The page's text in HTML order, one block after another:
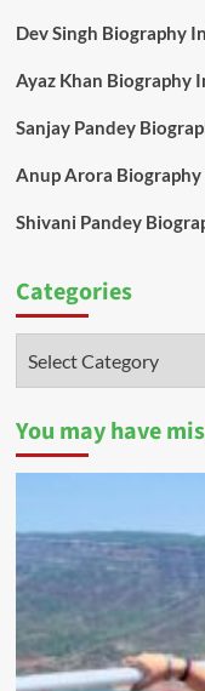
Dev Singh Biography In
Ayaz Khan Biography
Sanjay Pandey
Anup Arora Biography
Shivani Pandey
Categories
You may have